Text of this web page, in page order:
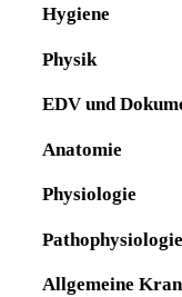
Hygiene
Physik
EDV und
Anatomie
Physiologie
Pathophysiologie
Allgemeine